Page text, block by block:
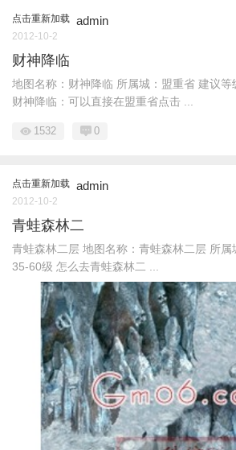
点击重新加载 admin
2012-10-2
财神降临
地图名称：财神降临 所属城：盟重省 建议
财神降临：可以直接在盟重省点击 ...
1532 0
点击重新加载 admin
2012-10-2
青蛙森林二
青蛙森林二层 地图名称：青蛙森林二层 所属
35-60级 怎么去青蛙森林二 ...